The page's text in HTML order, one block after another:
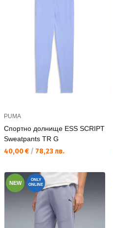
PUMA
Спортно долнище ESS SCRIPT
Sweatpants TR G
Текуща цена:
40,00 € / 78,23 лв.
NEW
ONLY
ONLINE